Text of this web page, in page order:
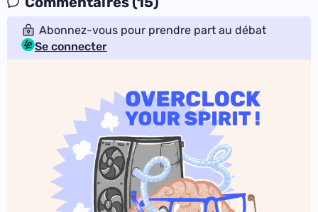
Abonnez-vous pour prendre part au débat
Se connecter